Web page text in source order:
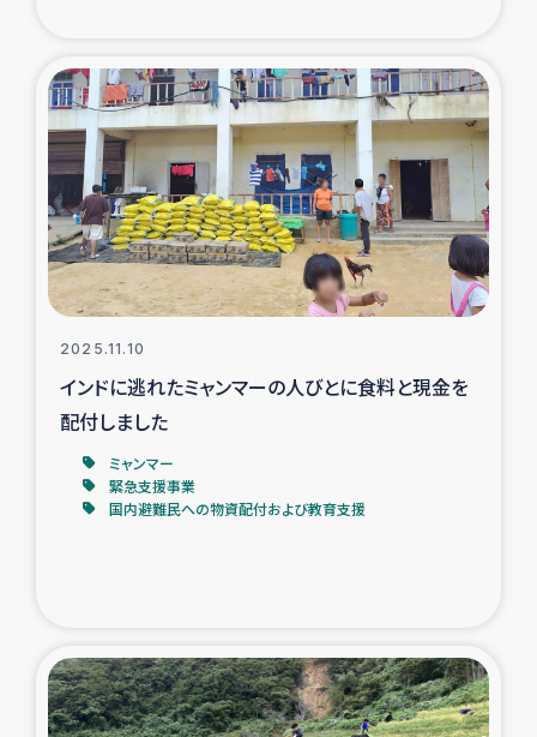
デニヤヤ小規模紅茶農家支援
コーヒー生産者支援
アイナロ県マウベシ郡でのコーヒー畑改善事業
ベイルート大規模爆発被災者支援
アグロフォレストリー（カカオ）事業
2025.11.10
インドに逃れたミャンマーの人びとに食料と現金を
配付しました
ミャンマー
緊急支援事業
国内避難民への物資配付および教育支援